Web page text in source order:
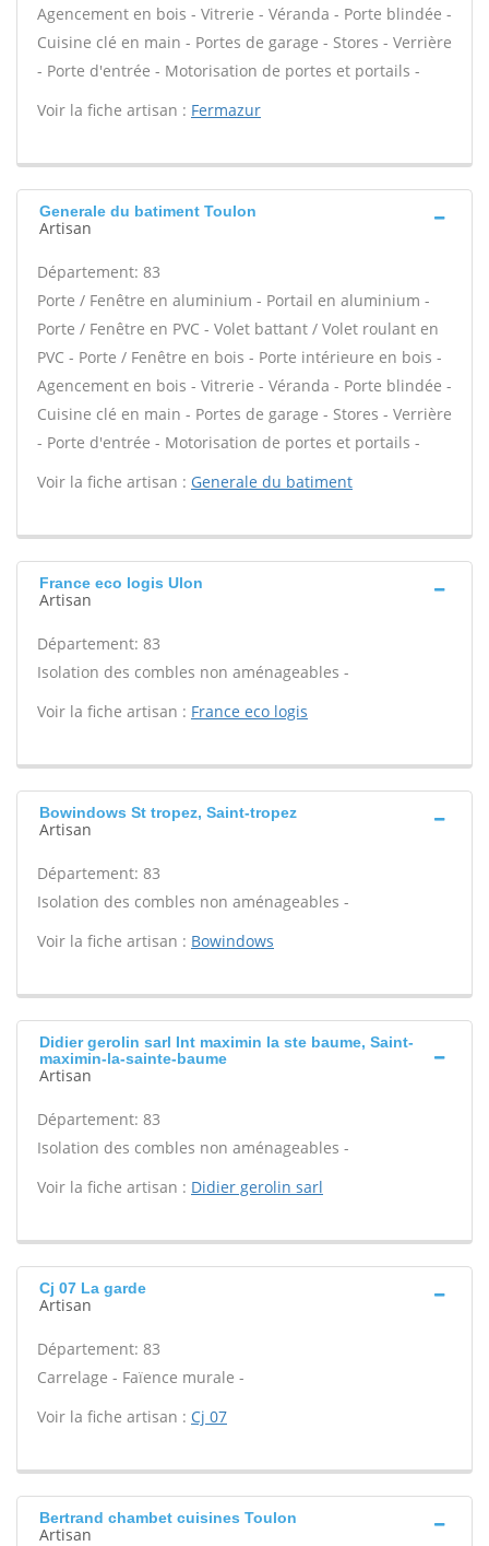
Agencement en bois - Vitrerie - Véranda - Porte blindée -
Cuisine clé en main - Portes de garage - Stores - Verrière
- Porte d'entrée - Motorisation de portes et portails -
Voir la fiche artisan : Fermazur
Generale du batiment Toulon
Artisan
Département: 83
Porte / Fenêtre en aluminium - Portail en aluminium -
Porte / Fenêtre en PVC - Volet battant / Volet roulant en
PVC - Porte / Fenêtre en bois - Porte intérieure en bois -
Agencement en bois - Vitrerie - Véranda - Porte blindée -
Cuisine clé en main - Portes de garage - Stores - Verrière
- Porte d'entrée - Motorisation de portes et portails -
Voir la fiche artisan : Generale du batiment
France eco logis Ulon
Artisan
Département: 83
Isolation des combles non aménageables -
Voir la fiche artisan : France eco logis
Bowindows St tropez, Saint-tropez
Artisan
Département: 83
Isolation des combles non aménageables -
Voir la fiche artisan : Bowindows
Didier gerolin sarl Int maximin la ste baume, Saint-
maximin-la-sainte-baume
Artisan
Département: 83
Isolation des combles non aménageables -
Voir la fiche artisan : Didier gerolin sarl
Cj 07 La garde
Artisan
Département: 83
Carrelage - Faïence murale -
Voir la fiche artisan : Cj 07
Bertrand chambet cuisines Toulon
Artisan